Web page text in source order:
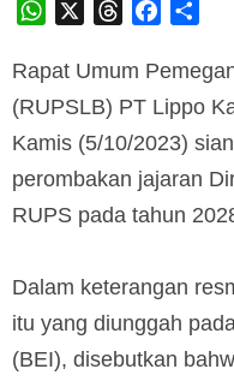
WhatsApp Threads
Rapat Umum
(RUPSLB) PT Lippo
Kamis (5/10/2023)
perombakan jajaran
RUPS pada tahun
Dalam keterangan
itu yang diunggah
(BEI), disebutkan